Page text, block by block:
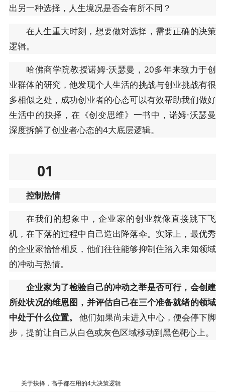
出另一种选择，人生境况是否会有所不同？
在人生重大时刻，想要做对选择，需要正确的决策
逻辑。
哈佛商学院教授诺姆·沃瑟曼，20多年来致力于创
业群体的研究，他发现个人生活的挑战与创业挑战有很
多相似之处，成功创业者的心态可以有效帮助我们做好
生活中的抉择，在《创变思维》一书中，诺姆·沃瑟曼
深度拆解了创业者心态的4大底层逻辑。
01
控制热情
在我们的想象中，企业家的创业就像直接跳下飞
机，在下落的过程中自己造出降落伞。实际上，最优秀
的企业家恰恰相反，他们往往能够抑制住踏入未知领域
的冲动与热情。
企业家为了检验自己的冲动之举是否可行，会创建
所处状况的维恩图，并评估自己在三个准备就绪的领域
中处于什么位置。 他们如果尚未进入中心，便会停下脚
步，提前让自己从白色或灰色区域移动到黑色靶心上。
关于抉择，高手都在用的4大决策逻辑